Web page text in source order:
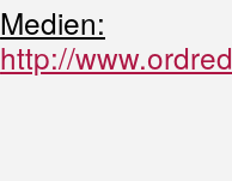
Medien:
http://